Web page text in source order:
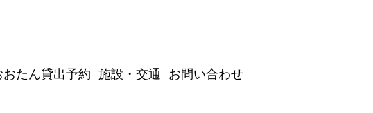
おたん貸出予約 施設・交通 お問い合わせ